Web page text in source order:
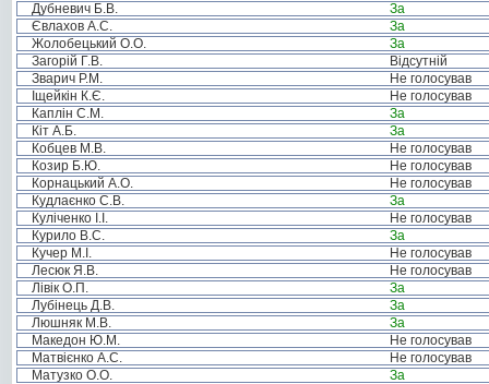
Дубневич Б.В.
За
Євлахов А.С.
За
Жолобецький О.О.
За
Загорій Г.В.
Відсутній
Зварич Р.М.
Не голосував
Іщейкін К.Є.
Не голосував
Каплін С.М.
За
Кіт А.Б.
За
Кобцев М.В.
Не голосував
Козир Б.Ю.
Не голосував
Корнацький А.О.
Не голосував
Кудлаєнко С.В.
За
Куліченко І.І.
Не голосував
Курило В.С.
За
Кучер М.І.
Не голосував
Лесюк Я.В.
Не голосував
Лівік О.П.
За
Лубінець Д.В.
За
Люшняк М.В.
За
Македон Ю.М.
Не голосував
Матвієнко А.С.
Не голосував
Матузко О.О.
За